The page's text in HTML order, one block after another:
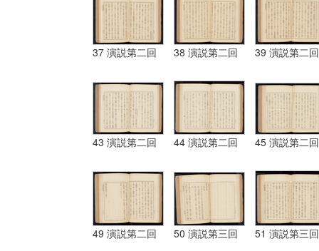
37 演説第二回 38 演説第二回 39 演説第二回
43 演説第二回 44 演説第二回 45 演説第二回
49 演説第二回 50 演説第三回 51 演説第三回